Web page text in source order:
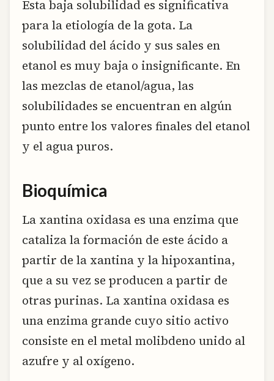
Esta baja solubilidad es significativa
para la etiología de la gota. La
solubilidad del ácido y sus sales en
etanol es muy baja o insignificante. En
las mezclas de etanol/agua, las
solubilidades se encuentran en algún
punto entre los valores finales del etanol
y el agua puros.
Bioquímica
La xantina oxidasa es una enzima que
cataliza la formación de este ácido a
partir de la xantina y la hipoxantina,
que a su vez se producen a partir de
otras purinas. La xantina oxidasa es
una enzima grande cuyo sitio activo
consiste en el metal molibdeno unido al
azufre y al oxígeno.